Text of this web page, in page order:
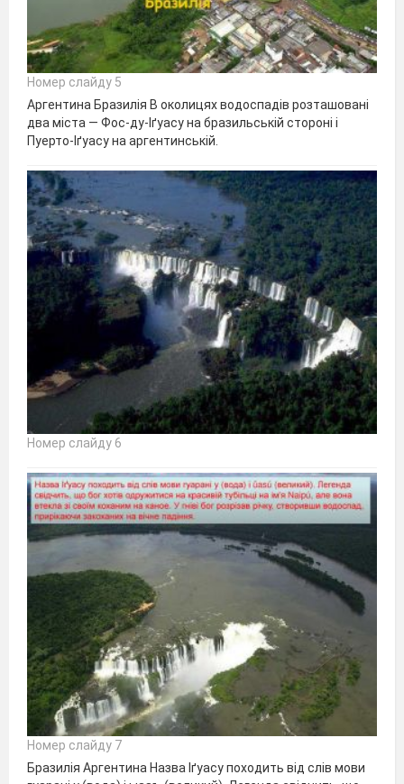
Номер слайду 5
Аргентина Бразилія В околицях водоспадів розташовані
два міста — Фос-ду-Іґуасу на бразильській стороні і
Пуерто-Іґуасу на аргентинській.
Номер слайду 6
Номер слайду 7
Бразилія Аргентина Назва Іґуасу походить від слів мови